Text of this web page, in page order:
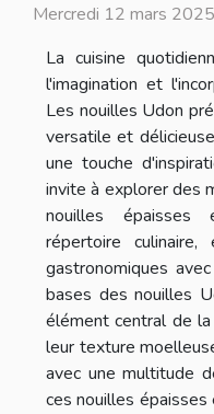
Mercredi 12 mars
La cuisine
l'imagination et
Les nouilles Udon
versatile et
une touche
invite à explorer des
nouilles épaisses
répertoire culinaire,
gastronomiques
bases des nouilles
élément central de la
leur texture
avec une multitude
ces nouilles